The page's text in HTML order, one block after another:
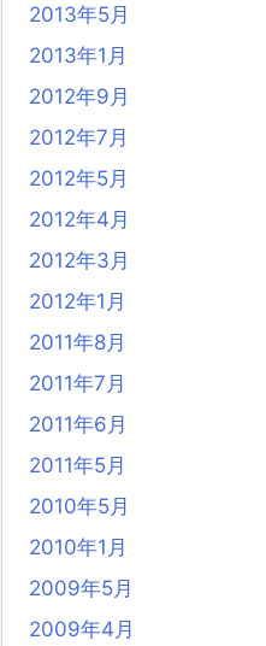
2013年5月
2013年1月
2012年9月
2012年7月
2012年5月
2012年4月
2012年3月
2012年1月
2011年8月
2011年7月
2011年6月
2011年5月
2010年5月
2010年1月
2009年5月
2009年4月